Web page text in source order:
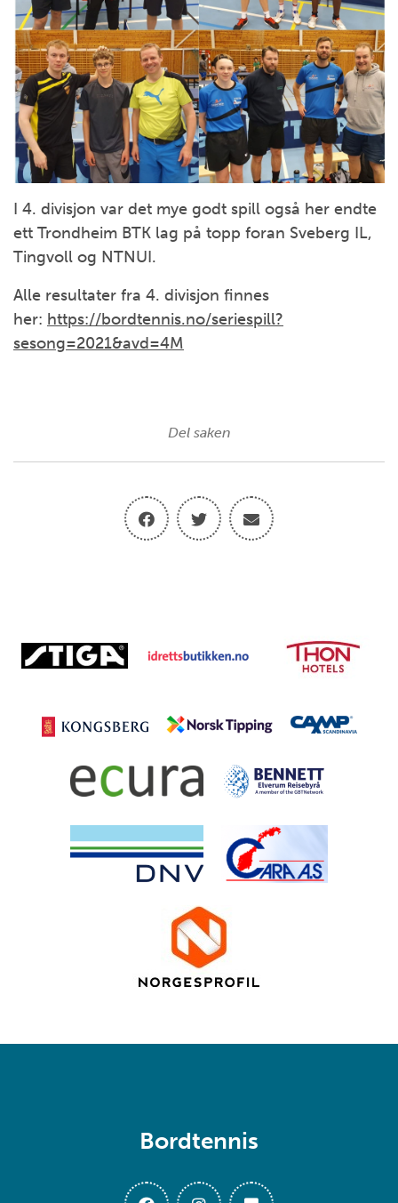
I 4. divisjon var det mye godt spill også her endte
ett Trondheim BTK lag på topp foran Sveberg IL,
Tingvoll og NTNUI.
Alle resultater fra 4. divisjon finnes
her: https://bordtennis.no/seriespill?
sesong=2021&avd=4M
Del saken
Bordtennis